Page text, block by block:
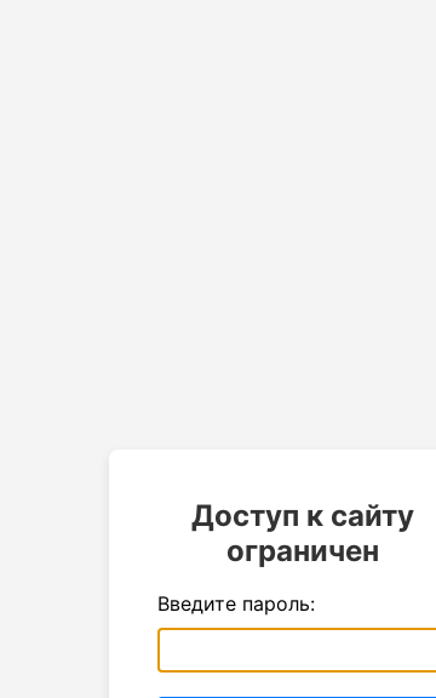
Доступ к сайту
ограничен
Введите пароль: